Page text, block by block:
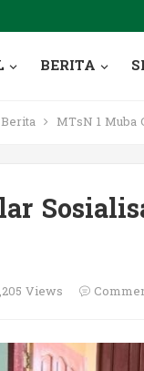
BERITA
Berita MTsN 1 Muba
Views